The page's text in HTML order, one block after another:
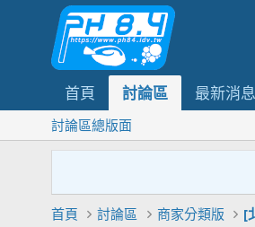
首頁 討論區 最新消息
討論區總版面
首頁 討論區 商家分類版 [